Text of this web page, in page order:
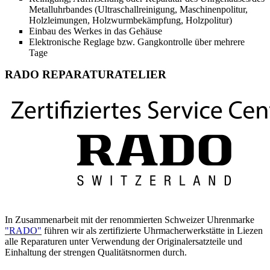
Metalluhrbandes (Ultraschallreinigung, Maschinenpolitur,
Holzleimungen, Holzwurmbekämpfung, Holzpolitur)
Einbau des Werkes in das Gehäuse
Elektronische Reglage bzw. Gangkontrolle über mehrere
Tage
RADO REPARATURATELIER
In Zusammenarbeit mit der renommierten Schweizer Uhrenmarke
"RADO" führen wir als zertifizierte Uhrmacherwerkstätte in Liezen
alle Reparaturen unter Verwendung der Originalersatzteile und
Einhaltung der strengen Qualitätsnormen durch.